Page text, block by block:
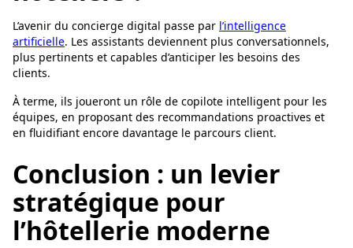
L’avenir du concierge digital passe par l’intelligence
artificielle. Les assistants deviennent plus conversationnels,
plus pertinents et capables d’anticiper les besoins des
clients.
À terme, ils joueront un rôle de copilote intelligent pour les
équipes, en proposant des recommandations proactives et
en fluidifiant encore davantage le parcours client.
Conclusion : un levier
stratégique pour
l’hôtellerie moderne